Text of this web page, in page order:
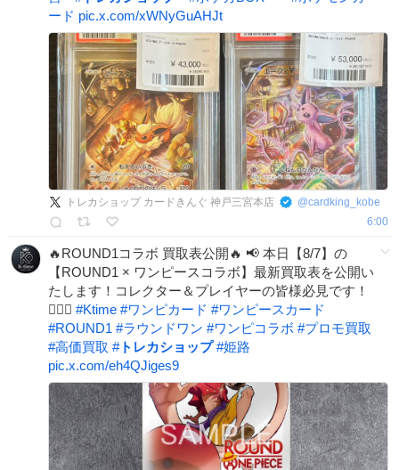
ード pic.x.com/xWNyGuAHJt
トレカショップ カードきんぐ 神戸三宮本店 @cardking_kobe
6:00
🔥ROUND1コラボ 買取表公開🔥 📢 本日【8/7】の
【ROUND1 × ワンピースコラボ】最新買取表を公開い
たします！コレクター＆プレイヤーの皆様必見です！
🏴‍☠️✨ #Ktime #ワンピカード #ワンピースカード
#ROUND1 #ラウンドワン #ワンピコラボ #プロモ買取
#高価買取 #トレカショップ #姫路
pic.x.com/eh4QJiges9